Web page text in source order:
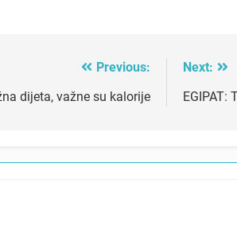
Previous:
dijeta, važne su kalorije
Next:
EGIPAT: